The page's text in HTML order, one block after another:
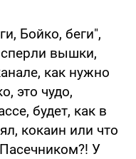
Бойко, беги",
сперли вышки,
как нужно
это чудо,
будет, как в
кокаин или что
У